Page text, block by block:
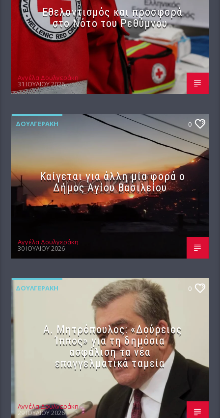
Εθελοντισμός και προσφορά
στο Νότο του Ρεθύμνου
Αγγέλα Δουλγεράκη
31 ΙΟΥΛΊΟΥ 2026
ΔΟΥΛΓΕΡΆΚΗ 0
Καίγεται για άλλη μία φορά ο
Δήμος Αγίου Βασιλείου
Αγγέλα Δουλγεράκη
30 ΙΟΥΛΊΟΥ 2026
ΔΟΥΛΓΕΡΆΚΗ 0
Α. Μητρόπουλος: «Δούρειος
Ίππος» για τη δημόσια
ασφάλιση τα νέα
επαγγελματικά ταμεία
Αγγέλα Δουλγεράκη
29 ΙΟΥΛΊΟΥ 2026